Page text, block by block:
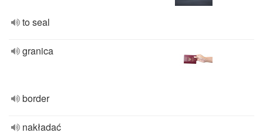
to seal
granica
border
nakładać